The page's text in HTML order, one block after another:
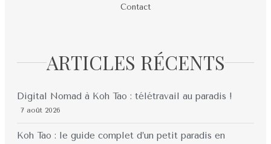
Contact
ARTICLES RÉCENTS
Digital Nomad à Koh Tao : télétravail au paradis !
7 août 2026
Koh Tao : le guide complet d’un petit paradis en